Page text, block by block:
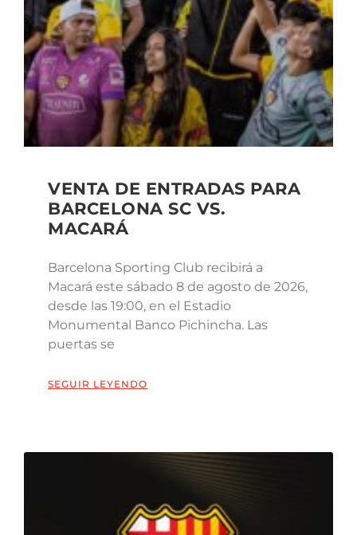
VENTA DE ENTRADAS PARA
BARCELONA SC VS.
MACARÁ
Barcelona Sporting Club recibirá a
Macará este sábado 8 de agosto de 2026,
desde las 19:00, en el Estadio
Monumental Banco Pichincha. Las
puertas se
SEGUIR LEYENDO